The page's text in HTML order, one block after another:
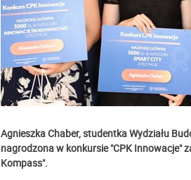
Agnieszka Chaber, studentka Wydziału
nagrodzona w konkursie "CPK Innowacje"
Kompass".